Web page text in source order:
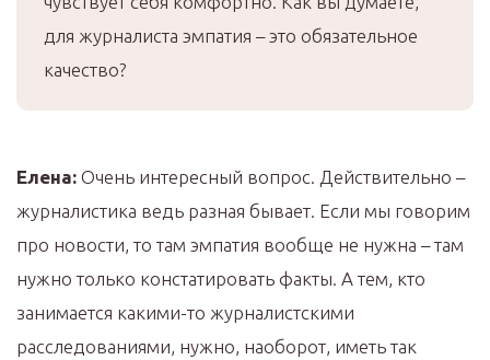
для журналиста эмпатия – это обязательное
качество?
Елена: Очень интересный вопрос. Действительно –
журналистика ведь разная бывает. Если мы говорим
про новости, то там эмпатия вообще не нужна – там
нужно только констатировать факты. А тем, кто
занимается какими-то журналистскими
расследованиями, нужно, наоборот, иметь так